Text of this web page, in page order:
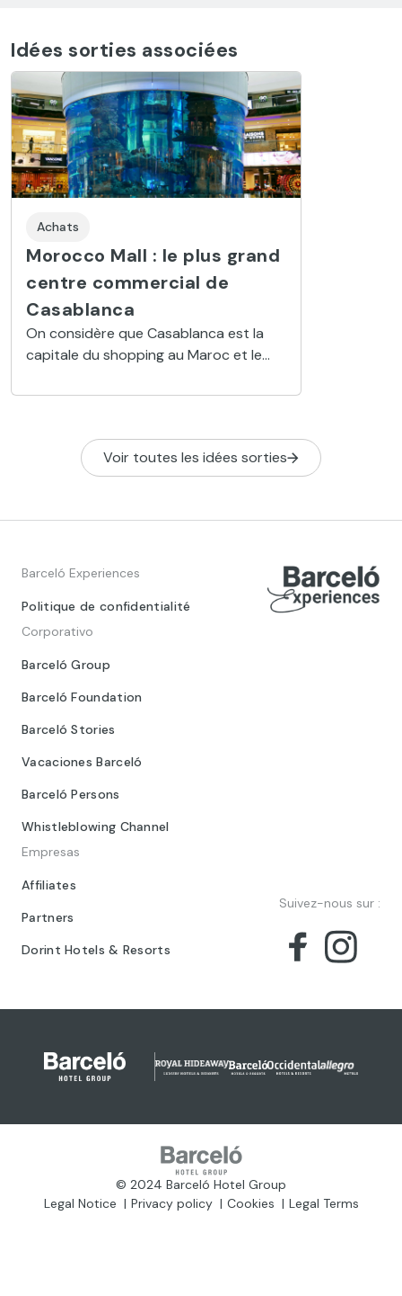
Idées sorties associées
Achats
Morocco Mall : le plus grand
centre commercial de
Casablanca
On considère que Casablanca est la
capitale du shopping au Maroc et le
Voir toutes les idées sorties
Barceló Experiences
Politique de confidentialité
Corporativo
Barceló Group
Barceló Foundation
Barceló Stories
Vacaciones Barceló
Barceló Persons
Whistleblowing Channel
Empresas
Affiliates
Partners
Dorint Hotels & Resorts
Suivez-nous sur :
© 2024 Barceló Hotel Group
Legal Notice
Privacy policy Cookies Legal Terms